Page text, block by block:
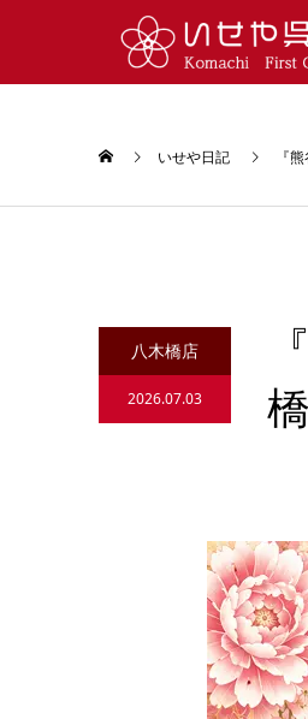
いせや日記 『
八木橋店
2026.07.03